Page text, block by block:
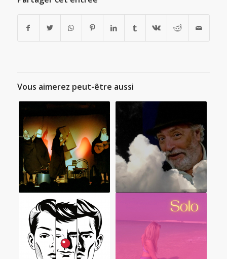
Vous aimerez peut-être aussi